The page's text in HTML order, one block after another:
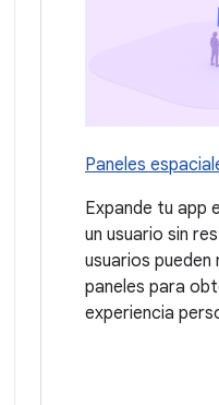
Paneles
Expande tu app
un usuario sin
usuarios pueden
paneles para
experiencia